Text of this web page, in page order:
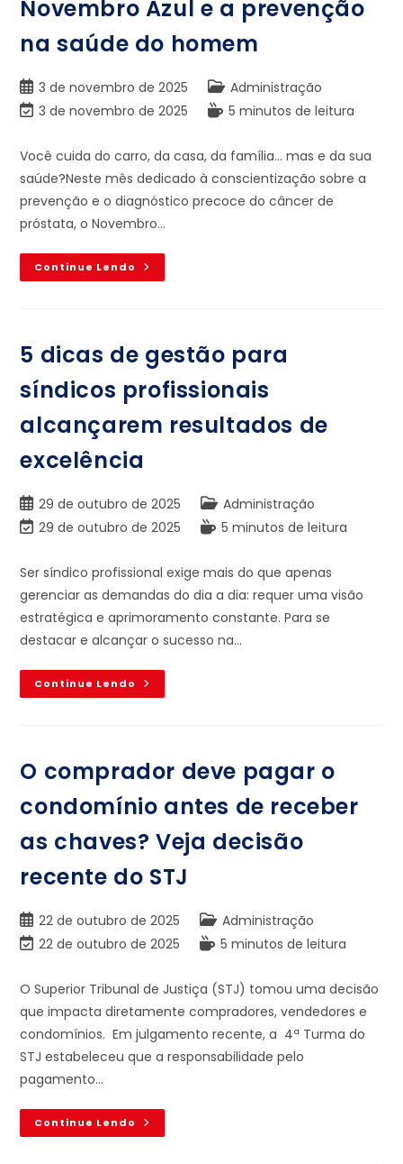
Novembro Azul e a prevenção
na saúde do homem
3 de novembro de 2025
Administração
3 de novembro de 2025
5 minutos de leitura
Você cuida do carro, da casa, da família… mas e da sua
saúde?Neste mês dedicado à conscientização sobre a
prevenção e o diagnóstico precoce do câncer de
próstata, o Novembro…
Continue Lendo
5 dicas de gestão para
síndicos profissionais
alcançarem resultados de
excelência
29 de outubro de 2025
Administração
29 de outubro de 2025
5 minutos de leitura
Ser síndico profissional exige mais do que apenas
gerenciar as demandas do dia a dia: requer uma visão
estratégica e aprimoramento constante. Para se
destacar e alcançar o sucesso na…
Continue Lendo
O comprador deve pagar o
condomínio antes de receber
as chaves? Veja decisão
recente do STJ
22 de outubro de 2025
Administração
22 de outubro de 2025
5 minutos de leitura
O Superior Tribunal de Justiça (STJ) tomou uma decisão
que impacta diretamente compradores, vendedores e
condomínios. Em julgamento recente, a 4ª Turma do
STJ estabeleceu que a responsabilidade pelo
pagamento…
Continue Lendo